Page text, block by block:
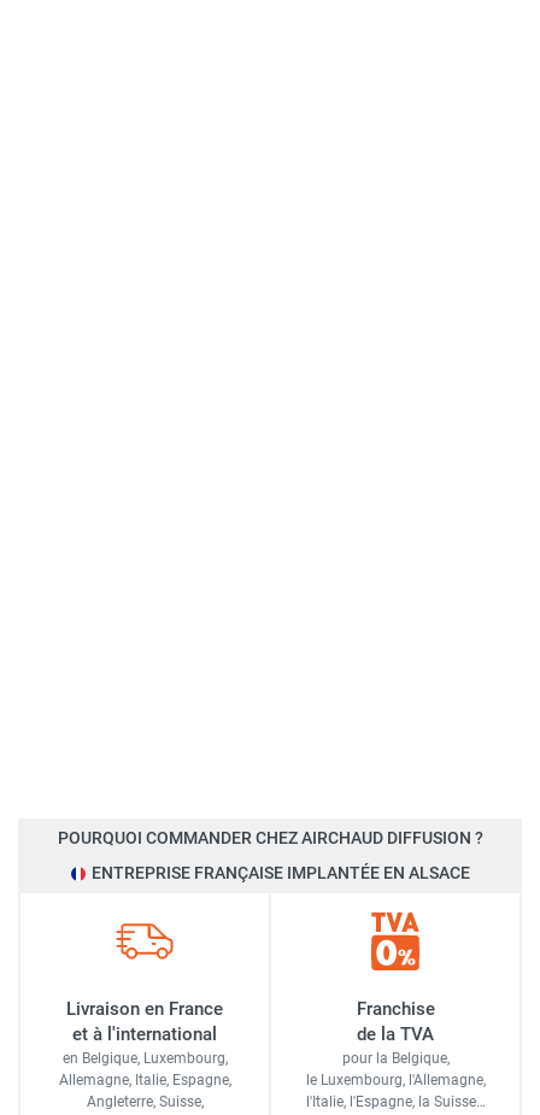
POURQUOI COMMANDER CHEZ AIRCHAUD DIFFUSION ?
ENTREPRISE FRANÇAISE IMPLANTÉE EN ALSACE
Livraison en France
et à l'international
en Belgique, Luxembourg,
Allemagne, Italie, Espagne,
Angleterre, Suisse,
Franchise
de la TVA
pour la Belgique,
le Luxembourg, l'Allemagne,
l'Italie, l'Espagne, la Suisse…